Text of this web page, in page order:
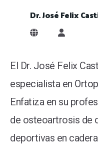
Dr. José Felix
El Dr. José Felix
especialista en
Enfatiza en su
de osteoartrosis de
deportivas en